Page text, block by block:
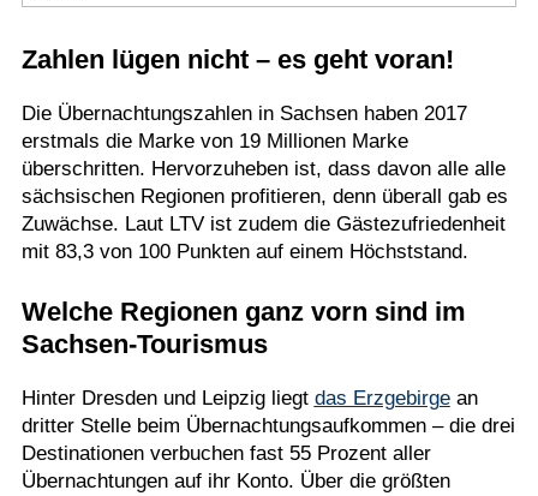
Zahlen lügen nicht – es geht voran!
Die Übernachtungszahlen in Sachsen haben 2017
erstmals die Marke von 19 Millionen Marke
überschritten. Hervorzuheben ist, dass davon alle alle
sächsischen Regionen profitieren, denn überall gab es
Zuwächse. Laut LTV ist zudem die Gästezufriedenheit
mit 83,3 von 100 Punkten auf einem Höchststand.
Welche Regionen ganz vorn sind im
Sachsen-Tourismus
Hinter Dresden und Leipzig liegt das Erzgebirgean
dritter Stelle beim Übernachtungsaufkommen – die drei
Destinationen verbuchen fast 55 Prozent aller
Übernachtungen auf ihr Konto. Über die größten